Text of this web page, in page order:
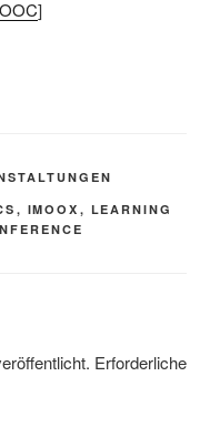
]
, IMOOX , LEARNING
Erforderliche